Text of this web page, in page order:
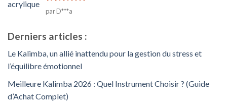
Note5sur
5
par D***a
Derniers articles :
Le Kalimba, un allié inattendu pour la gestion du stress et
l’équilibre émotionnel
Meilleure Kalimba 2026 : Quel Instrument Choisir ? (Guide
d’Achat Complet)